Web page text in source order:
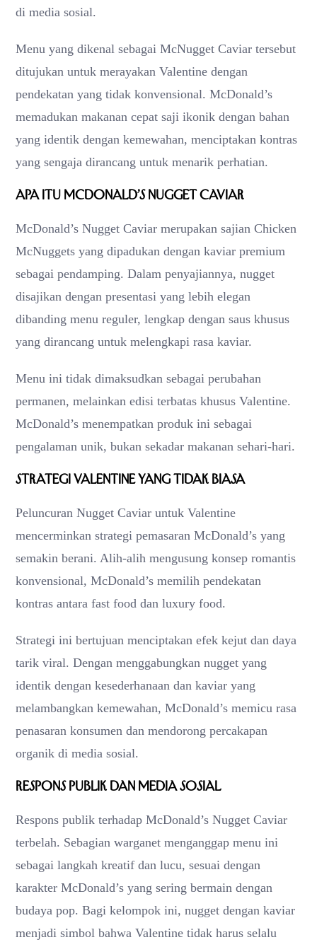
di media sosial.
Menu yang dikenal sebagai McNugget Caviar tersebut
ditujukan untuk merayakan Valentine dengan
pendekatan yang tidak konvensional. McDonald’s
memadukan makanan cepat saji ikonik dengan bahan
yang identik dengan kemewahan, menciptakan kontras
yang sengaja dirancang untuk menarik perhatian.
Apa Itu McDonald’s Nugget Caviar
McDonald’s Nugget Caviar merupakan sajian Chicken
McNuggets yang dipadukan dengan kaviar premium
sebagai pendamping. Dalam penyajiannya, nugget
disajikan dengan presentasi yang lebih elegan
dibanding menu reguler, lengkap dengan saus khusus
yang dirancang untuk melengkapi rasa kaviar.
Menu ini tidak dimaksudkan sebagai perubahan
permanen, melainkan edisi terbatas khusus Valentine.
McDonald’s menempatkan produk ini sebagai
pengalaman unik, bukan sekadar makanan sehari-hari.
Strategi Valentine yang Tidak Biasa
Peluncuran Nugget Caviar untuk Valentine
mencerminkan strategi pemasaran McDonald’s yang
semakin berani. Alih-alih mengusung konsep romantis
konvensional, McDonald’s memilih pendekatan
kontras antara fast food dan luxury food.
Strategi ini bertujuan menciptakan efek kejut dan daya
tarik viral. Dengan menggabungkan nugget yang
identik dengan kesederhanaan dan kaviar yang
melambangkan kemewahan, McDonald’s memicu rasa
penasaran konsumen dan mendorong percakapan
organik di media sosial.
Respons Publik dan Media Sosial
Respons publik terhadap McDonald’s Nugget Caviar
terbelah. Sebagian warganet menganggap menu ini
sebagai langkah kreatif dan lucu, sesuai dengan
karakter McDonald’s yang sering bermain dengan
budaya pop. Bagi kelompok ini, nugget dengan kaviar
menjadi simbol bahwa Valentine tidak harus selalu